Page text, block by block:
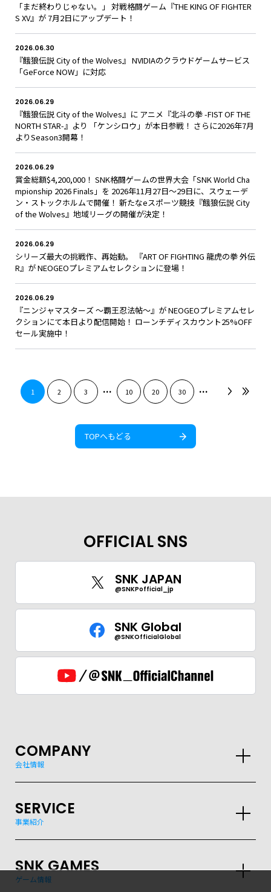
「まだ終わりじゃない。」 対戦格闘ゲーム『THE KING OF FIGHTER
S XV』が 7月2日にアップデート！
2026.06.30
『餓狼伝説 City of the Wolves』 NVIDIAのクラウドゲームサービス
「GeForce NOW」に対応
2026.06.29
『餓狼伝説 City of the Wolves』に アニメ『北斗の拳 -FIST OF THE
NORTH STAR-』より 「ケンシロウ」が本日参戦！ さらに2026年7月
よりSeason3開幕！
2026.06.29
賞金総額$4,200,000！ SNK格闘ゲームの世界大会「SNK World Cha
mpionship 2026 Finals」を 2026年11月27日～29日に、スウェーデ
ン・ストックホルムで開催！ 新たなeスポーツ競技『餓狼伝説 City
of the Wolves』地域リーグの開催が決定！
2026.06.29
シリーズ最大の挑戦作、再始動。 『ART OF FIGHTING 龍虎の拳 外伝
R』が NEOGEOプレミアムセレクションに登場！
2026.06.29
『ニンジャマスターズ ～覇王忍法帖～』が NEOGEOプレミアムセレ
クションにて本日より配信開始！ ローンチディスカウント25%OFF
セール実施中！
1 2 3 ... 10 20 30 ...
TOPへもどる
OFFICIAL SNS
SNK JAPAN
@SNKPofficial_jp
SNK Global
@SNKOfficialGlobal
COMPANY
会社情報
SERVICE
事業紹介
SNK GAMES
ゲーム情報